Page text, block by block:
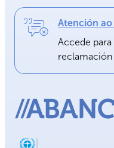
Atención
Accede
reclamación